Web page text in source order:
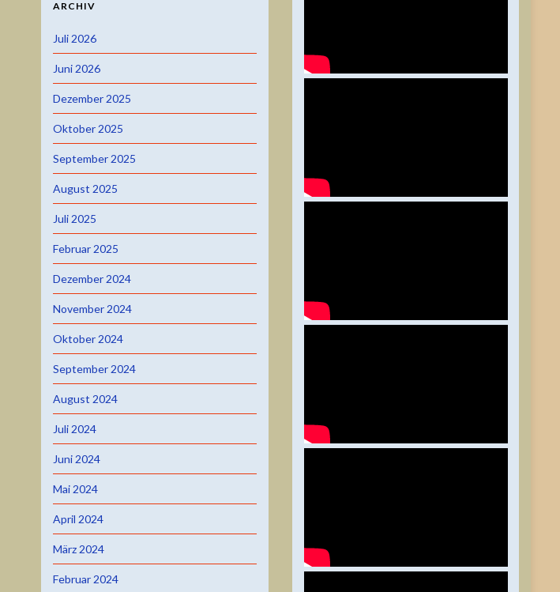
ARCHIV
Juli 2026
Juni 2026
Dezember 2025
Oktober 2025
September 2025
August 2025
Juli 2025
Februar 2025
Dezember 2024
November 2024
Oktober 2024
September 2024
August 2024
Juli 2024
Juni 2024
Mai 2024
April 2024
März 2024
Februar 2024